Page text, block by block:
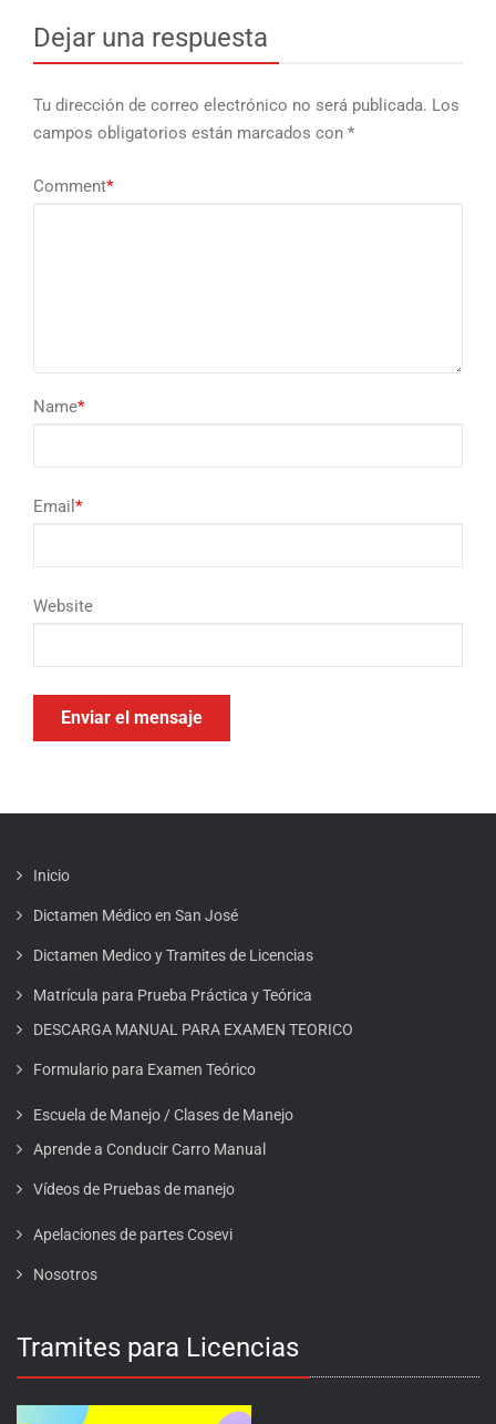
Dejar una respuesta
Tu dirección de correo electrónico no será publicada. Los
campos obligatorios están marcados con *
Comment*
Name*
Email *
Website
Inicio
Dictamen Médico en San José
Dictamen Medico y Tramites de Licencias
Matrícula para Prueba Práctica y Teórica
DESCARGA MANUAL PARA EXAMEN TEORICO
Formulario para Examen Teórico
Escuela de Manejo / Clases de Manejo
Aprende a Conducir Carro Manual
Vídeos de Pruebas de manejo
Apelaciones de partes Cosevi
Nosotros
Tramites para Licencias